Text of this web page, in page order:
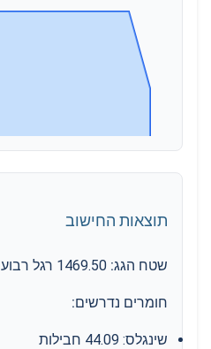
תוצאות החישוב
שטח הגג:
1469.50 רגל רבוע
חומרים נדרשים:
שינגלס:
44.09 חבילות